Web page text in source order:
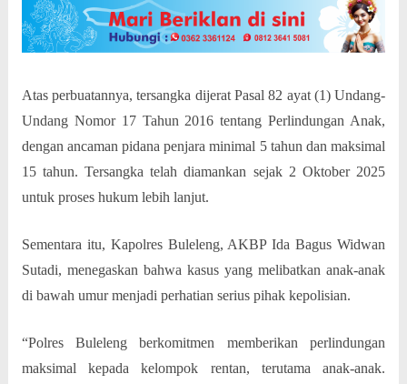
Atas perbuatannya, tersangka dijerat Pasal 82 ayat (1) Undang-
Undang Nomor 17 Tahun 2016 tentang Perlindungan Anak,
dengan ancaman pidana penjara minimal 5 tahun dan maksimal
15 tahun. Tersangka telah diamankan sejak 2 Oktober 2025
untuk proses hukum lebih lanjut.
Sementara itu, Kapolres Buleleng, AKBP Ida Bagus Widwan
Sutadi, menegaskan bahwa kasus yang melibatkan anak-anak
di bawah umur menjadi perhatian serius pihak kepolisian.
“Polres Buleleng berkomitmen memberikan perlindungan
maksimal kepada kelompok rentan, terutama anak-anak.